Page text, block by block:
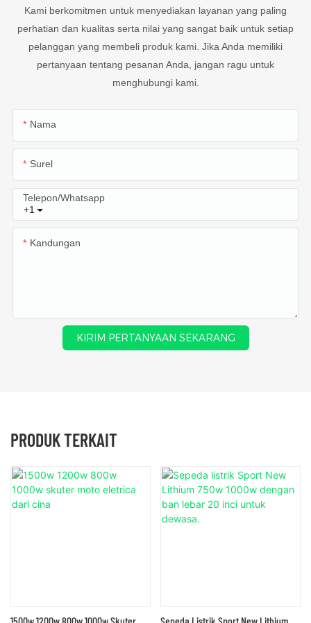
Kami berkomitmen untuk menyediakan layanan yang paling
perhatian dan kualitas serta nilai yang sangat baik untuk setiap
pelanggan yang membeli produk kami. Jika Anda memiliki
pertanyaan tentang pesanan Anda, jangan ragu untuk
menghubungi kami.
Nama
Surel
+1
Telepon/whatsapp
Kandungan
KIRIM PERTANYAAN SEKARANG
PRODUK TERKAIT